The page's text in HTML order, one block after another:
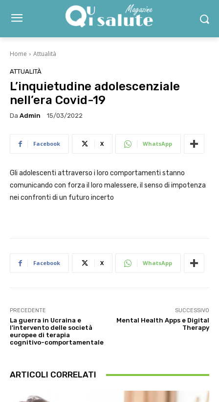
Home Attualità
ATTUALITÀ
L’inquietudine adolescenziale
nell’era Covid-19
Da Admin 15/03/2022
Facebook X WhatsApp
Gli adolescenti attraverso i loro comportamenti stanno
comunicando con forza il loro malessere, il senso di impotenza
nei confronti di un futuro incerto
Facebook X WhatsApp
PRECEDENTE
La guerra in Ucraina e
l’intervento delle società
europee di terapia
cognitivo-comportamentale
SUCCESSIVO
Mental Health Apps e Digital
Therapy
ARTICOLI CORRELATI